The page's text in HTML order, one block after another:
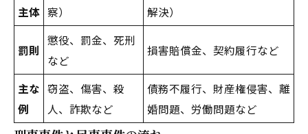
主体 察）
解決）
罰則
懲役、罰金、死刑
など
損害賠償金、契約履行など
主な
例
窃盗、傷害、殺
人、詐欺など
債務不履行、財産権侵害、離
婚問題、労働問題など